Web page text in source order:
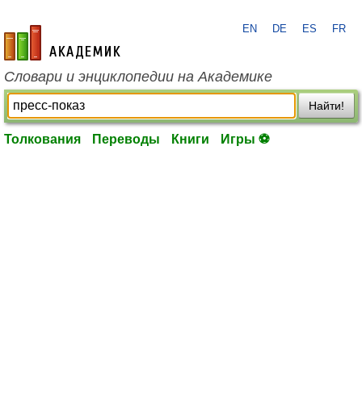
academic.ru
EN DE ES FR
Словари и энциклопедии на Академике
Найти!
Толкования Переводы Книги Игры ⚽